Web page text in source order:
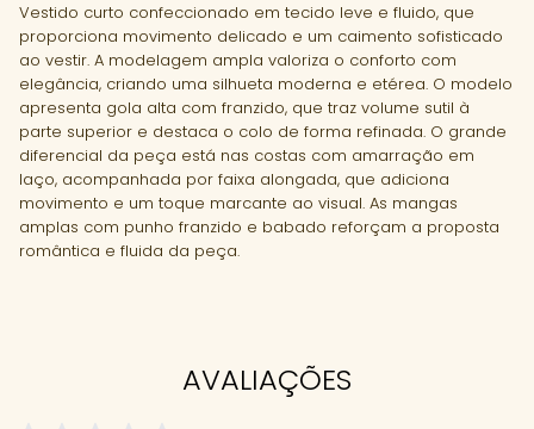
Vestido curto confeccionado em tecido leve e fluido, que
proporciona movimento delicado e um caimento sofisticado
ao vestir. A modelagem ampla valoriza o conforto com
elegância, criando uma silhueta moderna e etérea. O modelo
apresenta gola alta com franzido, que traz volume sutil à
parte superior e destaca o colo de forma refinada. O grande
diferencial da peça está nas costas com amarração em
laço, acompanhada por faixa alongada, que adiciona
movimento e um toque marcante ao visual. As mangas
amplas com punho franzido e babado reforçam a proposta
romântica e fluida da peça.
AVALIAÇÕES